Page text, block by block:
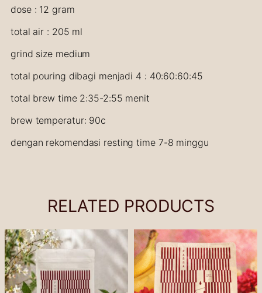
dose : 12 gram
total air : 205 ml
grind size medium
total pouring dibagi menjadi 4 : 40:60:60:45
total brew time 2:35-2:55 menit
brew temperatur: 90c
dengan rekomendasi resting time 7-8 minggu
RELATED PRODUCTS